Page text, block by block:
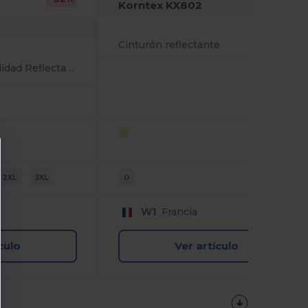
Sudadera Alta Visibilidad Reflectante Clase 3
2XL 3XL
Korntex KX802
Cinturón reflectante
0
W1 Francia
Ver artículo